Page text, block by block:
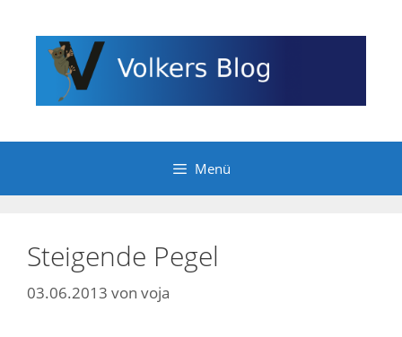
Inhalt
springen
Menü
Steigende Pegel
03.06.2013 von voja